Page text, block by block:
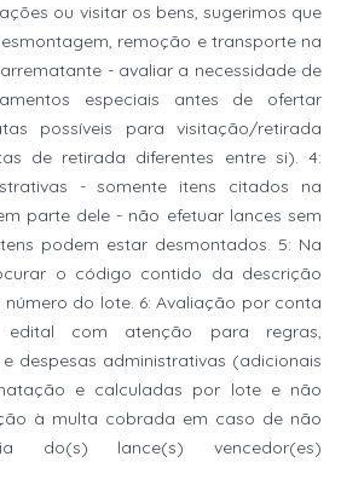
ou visitar os bens, sugerimos que
remoção e transporte na
- avaliar a necessidade de
especiais antes de ofertar
possíveis para visitação/retirada
de retirada diferentes entre si). 4:
- somente itens citados na
parte dele - não efetuar lances sem
podem estar desmontados. 5: Na
o código contido da descrição
do lote. 6: Avaliação por conta
edital com atenção para regras,
despesas administrativas (adicionais
e calculadas por lote e não
à multa cobrada em caso de não
do(s) lance(s) vencedor(es)